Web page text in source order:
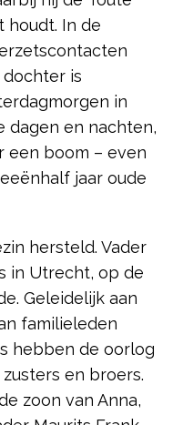
houdt. In de
is
in
dagen en nachten,
een boom – even
jaar oude
hersteld. Vader
in Utrecht, op de
Geleidelijk aan
familieleden
hebben de oorlog
en broers.
zoon van Anna,